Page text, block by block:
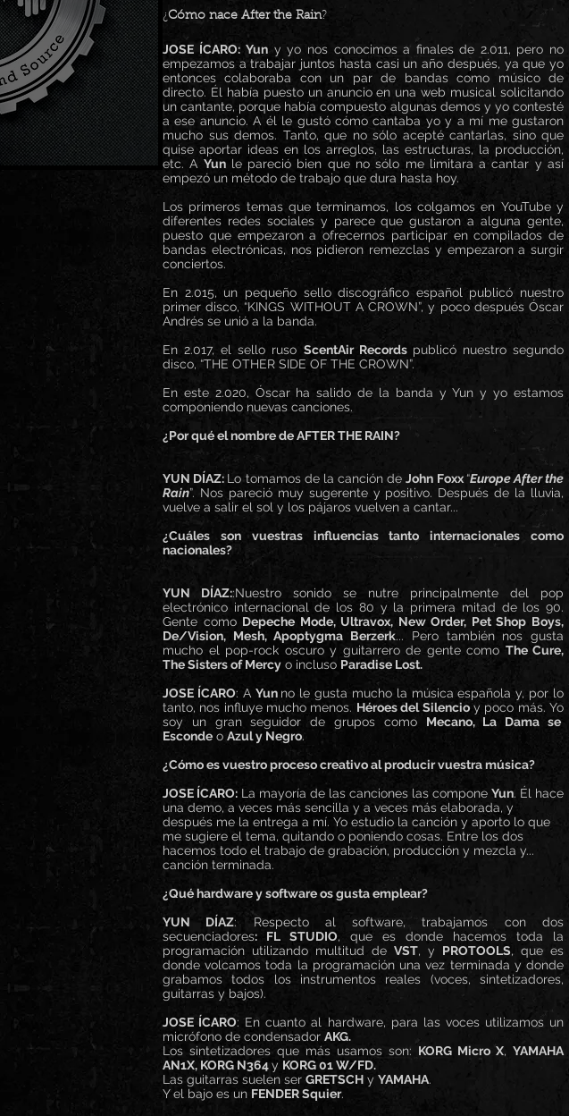
¿Cómo nace After the Rain?
JOSE ÍCARO: Yun y yo nos conocimos a finales de 2.011, pero no
empezamos a trabajar juntos hasta casi un año después, ya que yo
entonces colaboraba con un par de bandas como músico de
directo. Él había puesto un anuncio en una web musical solicitando
un cantante, porque había compuesto algunas demos y yo contesté
a ese anuncio. A él le gustó cómo cantaba yo y a mí me gustaron
mucho sus demos. Tanto, que no sólo acepté cantarlas, sino que
quise aportar ideas en los arreglos, las estructuras, la producción,
etc. A Yunle pareció bien que no sólo me limitara a cantar y así
empezó un método de trabajo que dura hasta hoy.
Los primeros temas que terminamos, los colgamos en YouTube y
diferentes redes sociales y parece que gustaron a alguna gente,
puesto que empezaron a ofrecernos participar en compilados de
bandas electrónicas, nos pidieron remezclas y empezaron a surgir
conciertos.
En 2.015, un pequeño sello discográfico español publicó nuestro
primer disco, “KINGS WITHOUT A CROWN”, y poco después Óscar
Andrés se unió a la banda.
En 2.017, el sello ruso ScentAir Records publicó nuestro segundo
disco, “THE OTHER SIDE OF THE CROWN”.
En este 2.020, Óscar ha salido de la banda y Yun y yo estamos
componiendo nuevas canciones.
¿Por qué el nombre de AFTER THE RAIN?
YUN DÍAZ: Lo tomamos de la canción deJohn Foxx“Europe After the
Rain”. Nos pareció muy sugerente y positivo. Después de la lluvia,
vuelve a salir el sol y los pájaros vuelven a cantar...
¿Cuáles son vuestras influencias tanto internacionales como
nacionales?
YUN DÍAZ::Nuestro sonido se nutre principalmente del pop
electrónico internacional de los 80 y la primera mitad de los 90.
Gente como Depeche Mode, Ultravox, New Order, Pet Shop Boys,
De/Vision, Mesh, Apoptygma Berzerk... Pero también nos gusta
mucho el pop-rock oscuro y guitarrero de gente como The Cure,
The Sisters of Mercy o incluso Paradise Lost.
JOSE ÍCARO: A Yun no le gusta mucho la música española y, por lo
tanto, nos influye mucho menos. Héroes del Silencioy poco más. Yo
soy un gran seguidor de grupos como Mecano, La Dama se
Esconde o Azul y Negro.
¿Cómo es vuestro proceso creativo al producir vuestra música?
JOSE ÍCARO: La mayoría de las canciones las compone Yun. Él hace
una demo, a veces más sencilla y a veces más elaborada, y
después me la entrega a mí. Yo estudio la canción y aporto lo que
me sugiere el tema, quitando o poniendo cosas. Entre los dos
hacemos todo el trabajo de grabación, producción y mezcla y...
canción terminada.
¿Qué hardware y software os gusta emplear?
YUN DÍAZ: Respecto al software, trabajamos con dos
secuenciadores: FL STUDIO, que es donde hacemos toda la
programación utilizando multitud de VST, y PROTOOLS, que es
donde volcamos toda la programación una vez terminada y donde
grabamos todos los instrumentos reales (voces, sintetizadores,
guitarras y bajos).
JOSE ÍCARO: En cuanto al hardware, para las voces utilizamos un
micrófono de condensador AKG.
Los sintetizadores que más usamos son: KORG Micro X, YAMAHA
AN1X, KORG N364y KORG 01 W/FD.
Las guitarras suelen ser GRETSCH y YAMAHA.
Y el bajo es un FENDER Squier.